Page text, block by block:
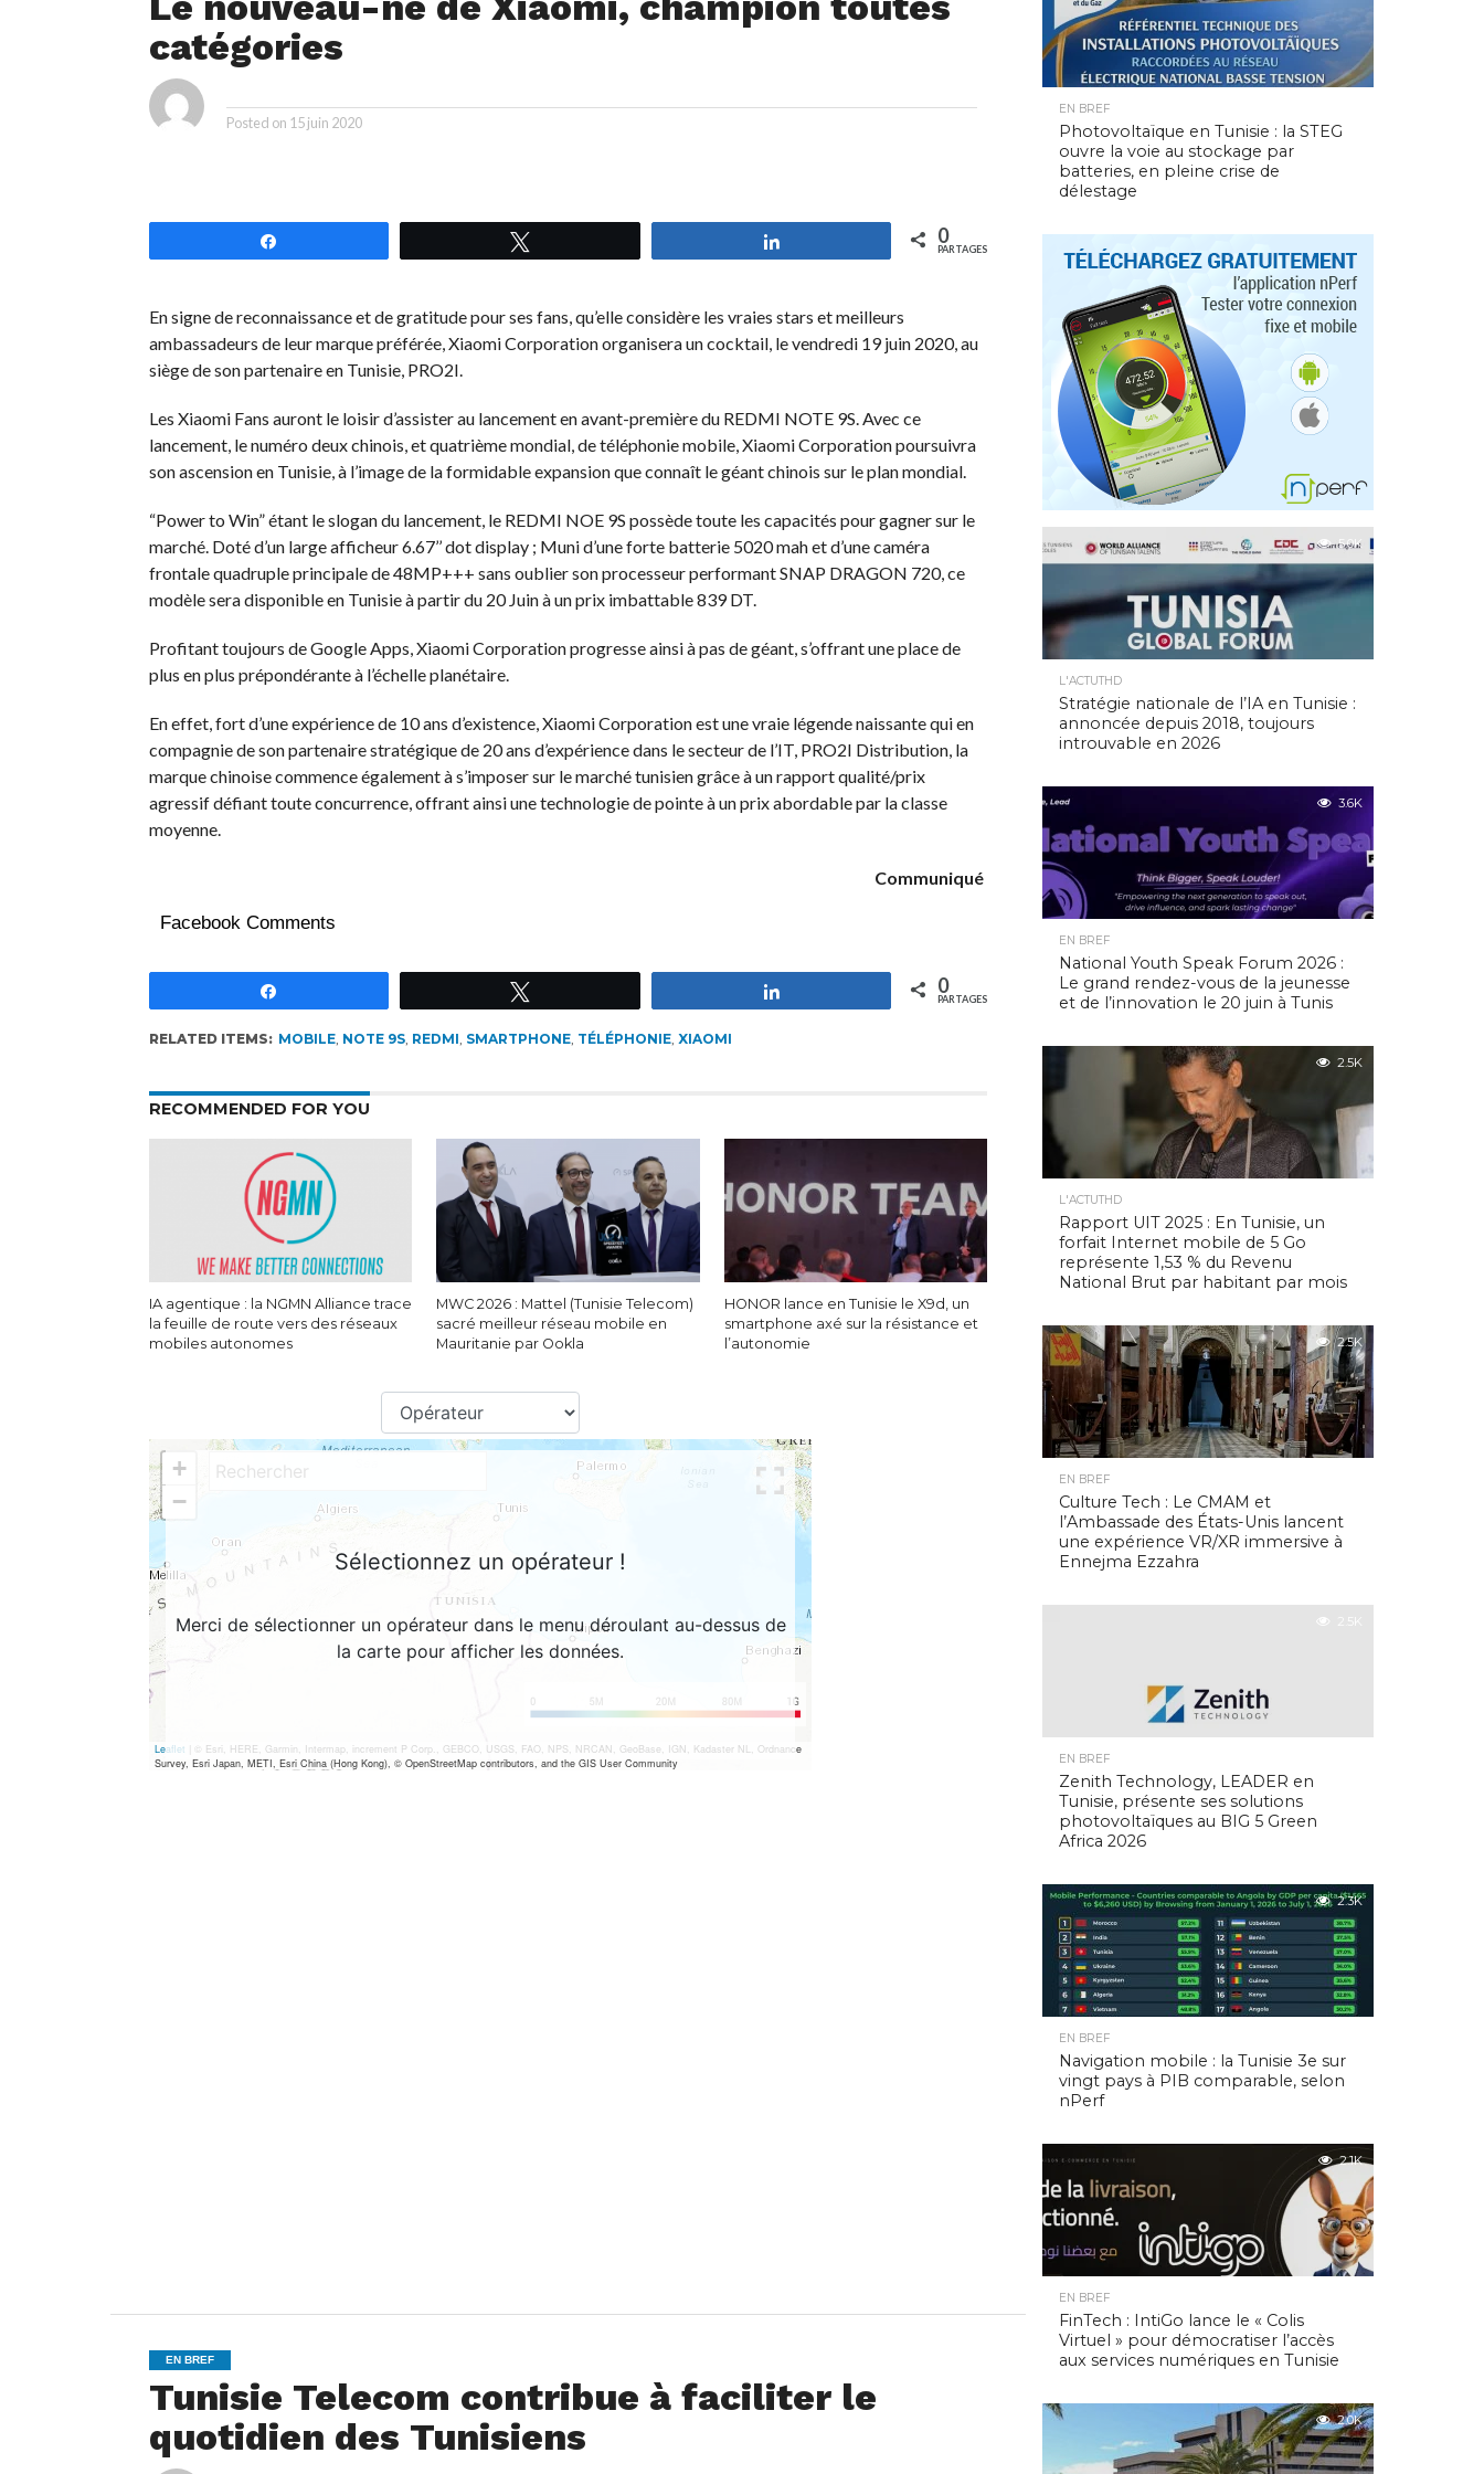
catégories
Posted on 15 juin 2020
0
PARTAGES
En signe de reconnaissance et de gratitude pour ses fans, qu’elle considère les vraies stars et meilleurs
ambassadeurs de leur marque préférée, Xiaomi Corporation organisera un cocktail, le vendredi 19 juin 2020, au
siège de son partenaire en Tunisie, PRO2I.
Les Xiaomi Fans auront le loisir d’assister au lancement en avant-première du REDMI NOTE 9S. Avec ce
lancement, le numéro deux chinois, et quatrième mondial, de téléphonie mobile, Xiaomi Corporation poursuivra
son ascension en Tunisie, à l’image de la formidable expansion que connaît le géant chinois sur le plan mondial.
“Power to Win” étant le slogan du lancement, le REDMI NOE 9S possède toute les capacités pour gagner sur le
marché. Doté d’un large afficheur 6.67’’ dot display ; Muni d’une forte batterie 5020 mah et d’une caméra
frontale quadruple principale de 48MP+++ sans oublier son processeur performant SNAP DRAGON 720, ce
modèle sera disponible en Tunisie à partir du 20 Juin à un prix imbattable 839 DT.
Profitant toujours de Google Apps, Xiaomi Corporation progresse ainsi à pas de géant, s’offrant une place de
plus en plus prépondérante à l’échelle planétaire.
En effet, fort d’une expérience de 10 ans d’existence, Xiaomi Corporation est une vraie légende naissante qui en
compagnie de son partenaire stratégique de 20 ans d’expérience dans le secteur de l’IT, PRO2I Distribution, la
marque chinoise commence également à s’imposer sur le marché tunisien grâce à un rapport qualité/prix
agressif défiant toute concurrence, offrant ainsi une technologie de pointe à un prix abordable par la classe
moyenne.
Communiqué
Facebook Comments
0
PARTAGES
RELATED ITEMS: MOBILE, NOTE 9S, REDMI, SMARTPHONE, TÉLÉPHONIE, XIAOMI
RECOMMENDED FOR YOU
IA agentique : la NGMN Alliance trace
la feuille de route vers des réseaux
mobiles autonomes
MWC 2026 : Mattel (Tunisie Telecom)
sacré meilleur réseau mobile en
Mauritanie par Ookla
HONOR lance en Tunisie le X9d, un
smartphone axé sur la résistance et
l’autonomie
EN BREF
Tunisie Telecom contribue à faciliter le
quotidien des Tunisiens
EN BREF
Photovoltaïque en Tunisie : la STEG
ouvre la voie au stockage par
batteries, en pleine crise de
délestage
5.0K
L'ACTUTHD
Stratégie nationale de l’IA en Tunisie :
annoncée depuis 2018, toujours
introuvable en 2026
3.6K
EN BREF
National Youth Speak Forum 2026 :
Le grand rendez-vous de la jeunesse
et de l’innovation le 20 juin à Tunis
2.5K
L'ACTUTHD
Rapport UIT 2025 : En Tunisie, un
forfait Internet mobile de 5 Go
représente 1,53 % du Revenu
National Brut par habitant par mois
2.5K
EN BREF
Culture Tech : Le CMAM et
l’Ambassade des États-Unis lancent
une expérience VR/XR immersive à
Ennejma Ezzahra
2.5K
EN BREF
Zenith Technology, LEADER en
Tunisie, présente ses solutions
photovoltaïques au BIG 5 Green
Africa 2026
2.3K
EN BREF
Navigation mobile : la Tunisie 3e sur
vingt pays à PIB comparable, selon
nPerf
2.1K
EN BREF
FinTech : IntiGo lance le « Colis
Virtuel » pour démocratiser l’accès
aux services numériques en Tunisie
2.0K